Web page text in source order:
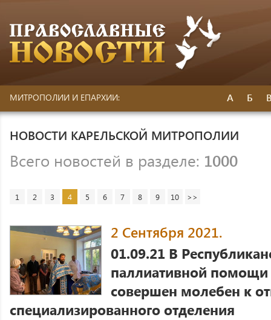
МИТРОПОЛИИ И ЕПАРХИИ: А Б
НОВОСТИ КАРЕЛЬСКОЙ МИТРОПОЛИИ
Всего новостей в разделе: 1000
1 2 3 4 5 6 7 8 9 10 >>
2 Сентября 2021.
01.09.21 В
паллиативной помощи
совершен молебен к
специализированного отделения